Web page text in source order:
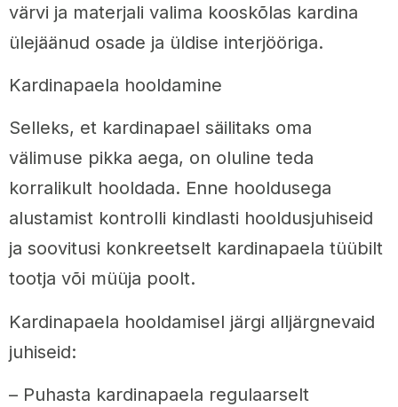
värvi ja materjali valima kooskõlas kardina
ülejäänud osade ja üldise interjööriga.
Kardinapaela hooldamine
Selleks, et kardinapael säilitaks oma
välimuse pikka aega, on oluline teda
korralikult hooldada. Enne hooldusega
alustamist kontrolli kindlasti hooldusjuhiseid
ja soovitusi konkreetselt kardinapaela tüübilt
tootja või müüja poolt.
Kardinapaela hooldamisel järgi alljärgnevaid
juhiseid:
– Puhasta kardinapaela regulaarselt